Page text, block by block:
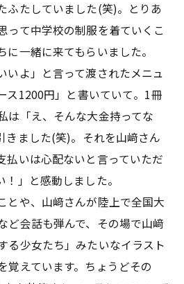
ふたしていました(笑)。とりあ
って中学校の制服を着ていくこ
に一緒に来てもらいました。
いよ」と言って渡されたメニュ
ス1200円」と書いていて。1冊
は「え、そんな大金持ってな
ました(笑)。それを山﨑さん
払いは心配ないと言っていただ
」と感動しました。
とや、山﨑さんが陸上で全国大
ど会話も弾んで、その場で山﨑
る少女たち」みたいなイラスト
覚えています。ちょうどその